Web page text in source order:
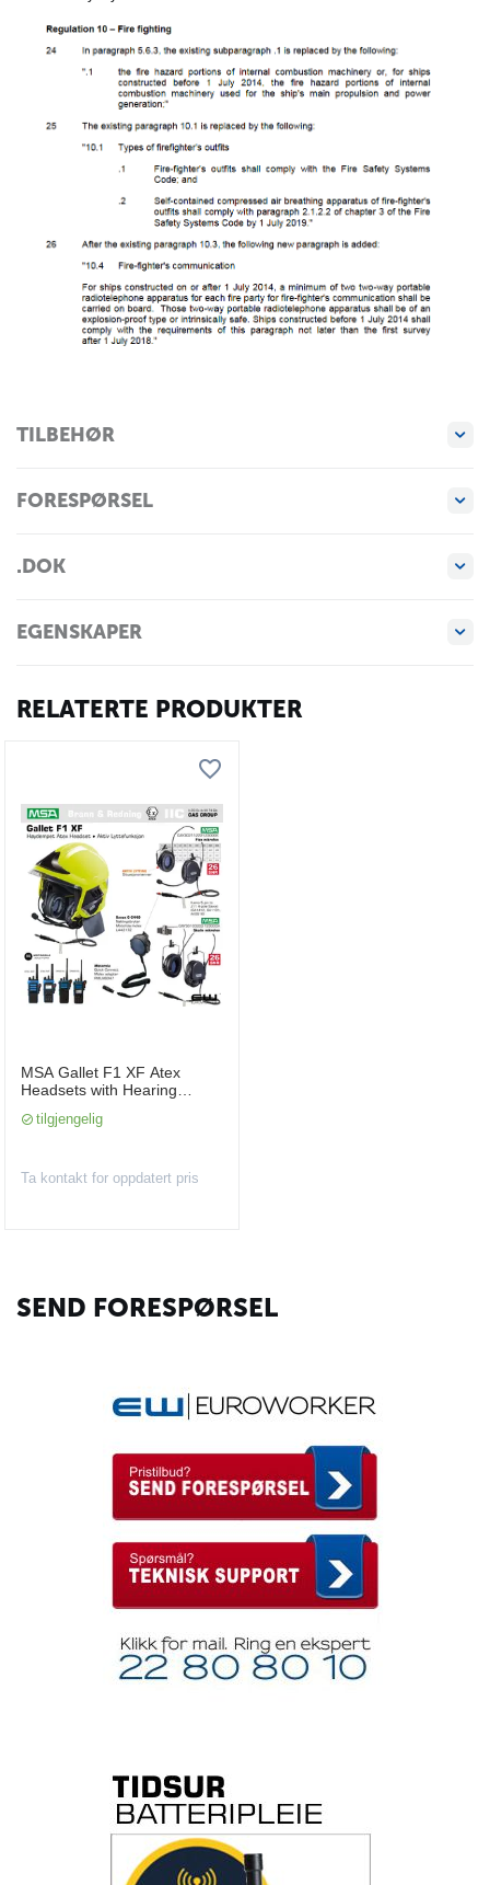
TILBEHØR
FORESPØRSEL
.DOK
EGENSKAPER
RELATERTE PRODUKTER
MSA Gallet F1 XF Atex
Headsets with Hearing
EX radio
tilgjengelig
Ta kontakt for oppdatert pris
SEND FORESPØRSEL